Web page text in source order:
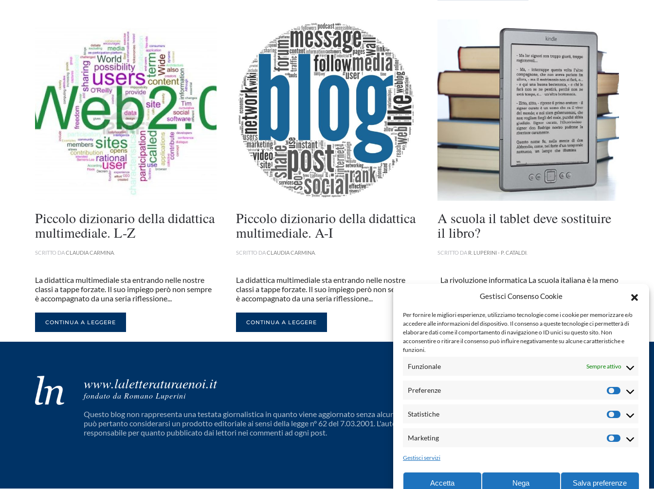
Gestisci Consenso Cookie
Per fornire le migliori esperienze, utilizziamo tecnologie come i cookie per memorizzare e/o
accedere alle informazioni del dispositivo. Il consenso a queste tecnologie ci permetterà di
elaborare dati come il comportamento di navigazione o ID unici su questo sito. Non
acconsentire o ritirare il consenso può influire negativamente su alcune caratteristiche e
funzioni.
Funzionale Sempre attivo
Preferenze
Statistiche
Marketing
Gestisci servizi
Accetta Nega Salva preferenze
Piccolo dizionario della didattica
multimediale. L-Z
SCRITTO DACLAUDIA CARMINA
La didattica multimediale sta entrando nelle nostre
classi a tappe forzate. Il suo impiego però non sempre
è accompagnato da una seria riflessione...
CONTINUA A LEGGERE
Piccolo dizionario della didattica
multimediale. A-I
SCRITTO DACLAUDIA CARMINA
La didattica multimediale sta entrando nelle nostre
classi a tappe forzate. Il suo impiego però non sempre
è accompagnato da una seria riflessione...
CONTINUA A LEGGERE
A scuola il tablet deve sostituire
il libro?
SCRITTO DA R. LUPERINI - P. CATALDI.
La rivoluzione informatica La scuola italiana è la meno
del 5,4%. E si vede:...
CONTINUA A LEGGERE
www.laletteraturaenoi.it
fondato da Romano Luperini
Questo blog non rappresenta una testata giornalistica in quanto viene aggiornato senza alcuna periodicità. Non
può pertanto considerarsi un prodotto editoriale ai sensi della legge n° 62 del 7.03.2001. L'autore non è
responsabile per quanto pubblicato dai lettori nei commenti ad ogni post.
letteraturaenoi.redazione@gmail.com